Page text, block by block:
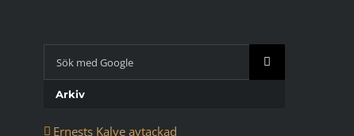
Google:
Arkiv
Ernests Kalve avtackad